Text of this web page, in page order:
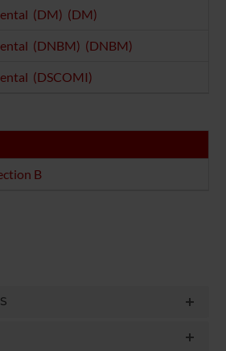
(DM) (DM)
(DNBM) (DNBM)
(DSCOMI)
B